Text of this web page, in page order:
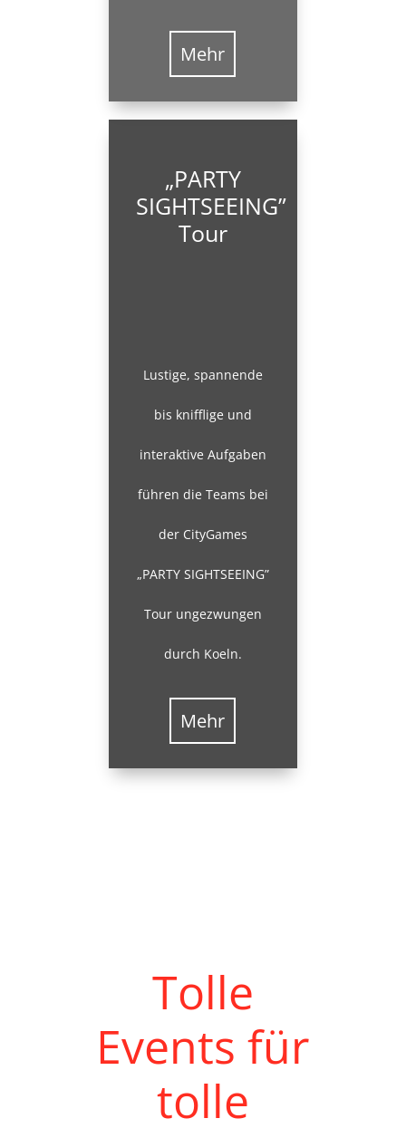
Mehr
„PARTY
SIGHTSEEING”
Tour
Lustige, spannende
bis knifflige und
interaktive Aufgaben
führen die Teams bei
der CityGames
„PARTY SIGHTSEEING”
Tour ungezwungen
durch Koeln.
Mehr
Tolle
Events für
tolle